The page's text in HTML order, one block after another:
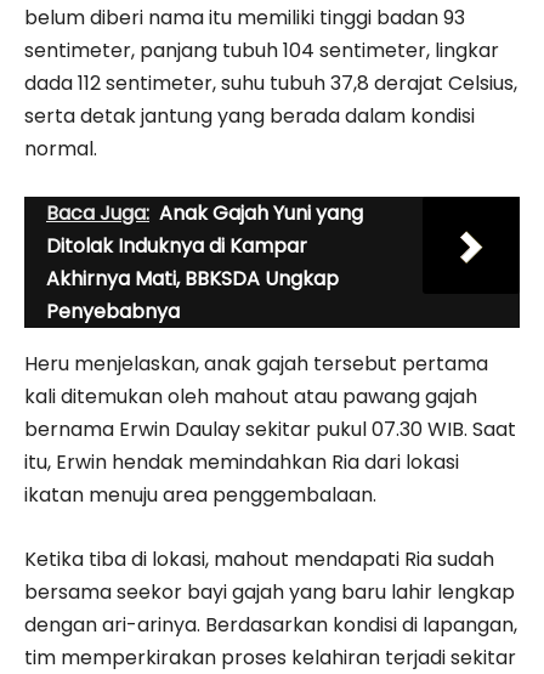
belum diberi nama itu memiliki tinggi badan 93
sentimeter, panjang tubuh 104 sentimeter, lingkar
dada 112 sentimeter, suhu tubuh 37,8 derajat Celsius,
serta detak jantung yang berada dalam kondisi
normal.
Baca Juga: Anak Gajah Yuni yang
Ditolak Induknya di Kampar
Akhirnya Mati, BBKSDA Ungkap
Penyebabnya
Heru menjelaskan, anak gajah tersebut pertama
kali ditemukan oleh mahout atau pawang gajah
bernama Erwin Daulay sekitar pukul 07.30 WIB. Saat
itu, Erwin hendak memindahkan Ria dari lokasi
ikatan menuju area penggembalaan.
Ketika tiba di lokasi, mahout mendapati Ria sudah
bersama seekor bayi gajah yang baru lahir lengkap
dengan ari-arinya. Berdasarkan kondisi di lapangan,
tim memperkirakan proses kelahiran terjadi sekitar